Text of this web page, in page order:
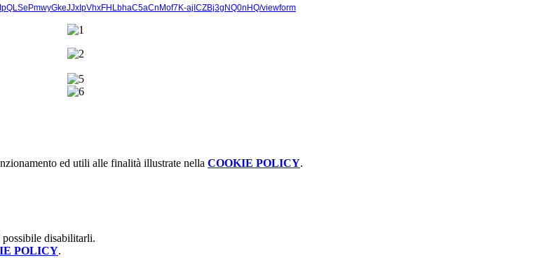
ajICZBj3gNQ0nHQ/viewform
ed utili alle finalità illustrate nella COOKIE POLICY.
disabilitarli.
POLICY.